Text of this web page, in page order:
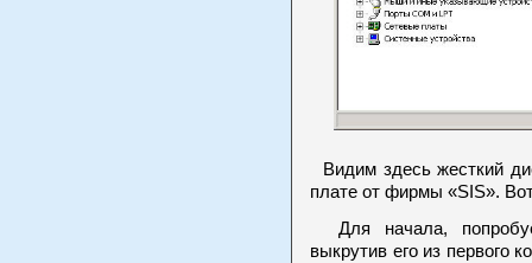
Видим здесь жесткий
плате от фирмы «SIS».
Для начала,
выкрутив его из первого